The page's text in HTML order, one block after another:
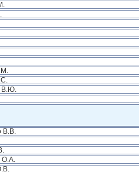
В.Ю.
В.В.
О.А.